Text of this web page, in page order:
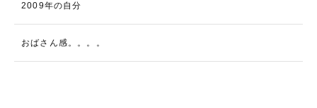
2009年の自分
おばさん感。。。。